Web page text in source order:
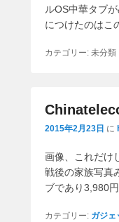
ルOS中華タブ
につけたのはこ
カテゴリー: 未分類
2015年2月23日 に
画像、これだけ
戦後の家族写真
ブであり3,980
カテゴリー: ガジェ